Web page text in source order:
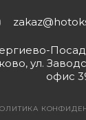
ул.
офис